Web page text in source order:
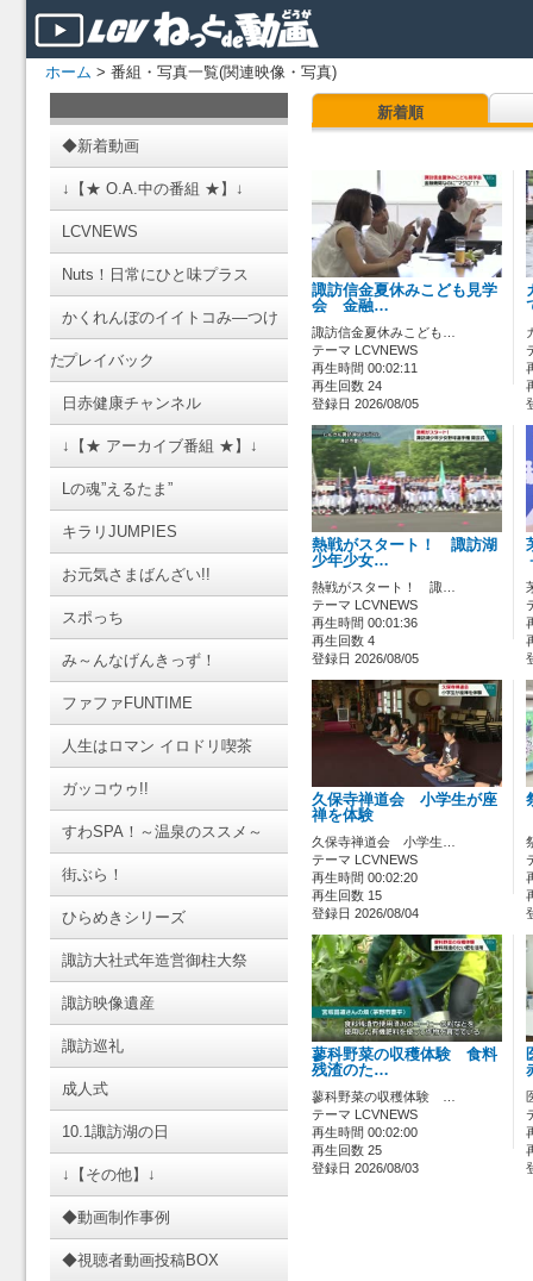
ホーム > 番組・写真一覧(関連映像・写真)
◆新着動画
↓【★ O.A.中の番組 ★】↓
LCVNEWS
Nuts！日常にひと味プラス
かくれんぼのイイトコみ―つけ
たプレイバック
日赤健康チャンネル
↓【★ アーカイブ番組 ★】↓
Lの魂”えるたま”
キラリJUMPIES
お元気さまばんざい!!
スポっち
み～んなげんきっず！
ファファFUNTIME
人生はロマン イロドリ喫茶
ガッコウゥ!!
すわSPA！～温泉のススメ～
街ぶら！
ひらめきシリーズ
諏訪大社式年造営御柱大祭
諏訪映像遺産
諏訪巡礼
成人式
10.1諏訪湖の日
↓【その他】↓
◆動画制作事例
◆視聴者動画投稿BOX
新着順
諏訪信金夏休みこども見学
会 金融…
諏訪信金夏休みこども…
テーマ LCVNEWS
再生時間 00:02:11
再生回数 24
登録日 2026/08/05
熱戦がスタート！ 諏訪湖
少年少女…
熱戦がスタート！ 諏…
テーマ LCVNEWS
再生時間 00:01:36
再生回数 4
登録日 2026/08/05
久保寺禅道会 小学生が座
禅を体験
久保寺禅道会 小学生…
テーマ LCVNEWS
再生時間 00:02:20
再生回数 15
登録日 2026/08/04
蓼科野菜の収穫体験 食料
残渣のた…
蓼科野菜の収穫体験 …
テーマ LCVNEWS
再生時間 00:02:00
再生回数 25
登録日 2026/08/03